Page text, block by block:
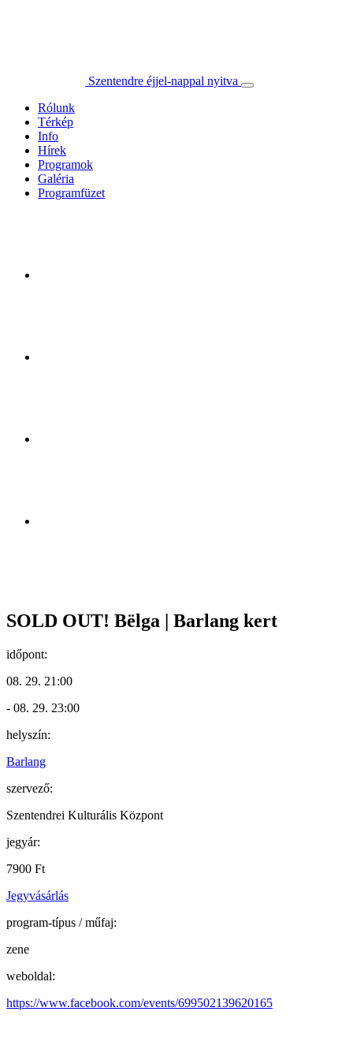
Szentendre éjjel-nappal nyitva
Rólunk
Térkép
Info
Hírek
Programok
Galéria
Programfüzet
SOLD OUT! Bëlga | Barlang kert
időpont:
08. 29. 21:00
- 08. 29. 23:00
helyszín:
Barlang
szervező:
Szentendrei Kulturális Központ
jegyár:
7900 Ft
Jegyvásárlás
program-típus / műfaj:
zene
weboldal:
https://www.facebook.com/events/699502139620165